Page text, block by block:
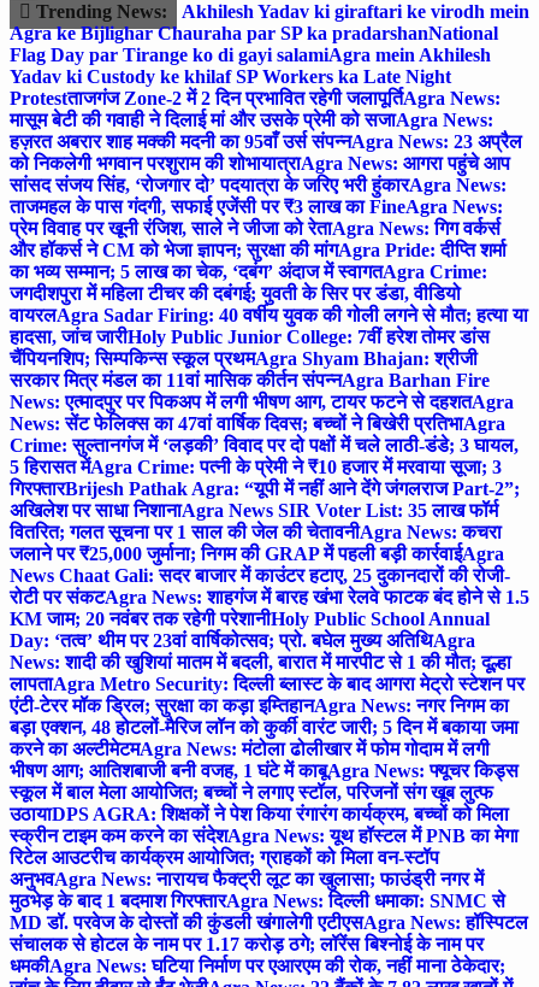
Trending News:
Akhilesh Yadav ki giraftari ke virodh mein
Agra ke Bijlighar Chauraha par SP ka pradarshanNational
Flag Day par Tirange ko di gayi salamiAgra mein Akhilesh
Yadav ki Custody ke khilaf SP Workers ka Late Night
Protestताजगंज Zone-2 में 2 दिन प्रभावित रहेगी जलापूर्तिAgra News:
मासूम बेटी की गवाही ने दिलाई मां और उसके प्रेमी को सजाAgra News:
हज़रत अबरार शाह मक्की मदनी का 95वाँ उर्स संपन्नAgra News: 23 अप्रैल
को निकलेगी भगवान परशुराम की शोभायात्राAgra News: आगरा पहुंचे आप
सांसद संजय सिंह, ‘रोजगार दो’ पदयात्रा के जरिए भरी हुंकारAgra News:
ताजमहल के पास गंदगी, सफाई एजेंसी पर ₹3 लाख का FineAgra News:
प्रेम विवाह पर खूनी रंजिश, साले ने जीजा को रेताAgra News: गिग वर्कर्स
और हॉकर्स ने CM को भेजा ज्ञापन; सुरक्षा की मांगAgra Pride: दीप्ति शर्मा
का भव्य सम्मान; 5 लाख का चेक, ‘दबंग’ अंदाज में स्वागतAgra Crime:
जगदीशपुरा में महिला टीचर की दबंगई; युवती के सिर पर डंडा, वीडियो
वायरलAgra Sadar Firing: 40 वर्षीय युवक की गोली लगने से मौत; हत्या या
हादसा, जांच जारीHoly Public Junior College: 7वीं हरेश तोमर डांस
चैंपियनशिप; सिम्पकिन्स स्कूल प्रथमAgra Shyam Bhajan: श्रीजी
सरकार मित्र मंडल का 11वां मासिक कीर्तन संपन्नAgra Barhan Fire
News: एत्मादपुर पर पिकअप में लगी भीषण आग, टायर फटने से दहशतAgra
News: सेंट फेलिक्स का 47वां वार्षिक दिवस; बच्चों ने बिखेरी प्रतिभाAgra
Crime: सुल्तानगंज में ‘लड़की’ विवाद पर दो पक्षों में चले लाठी-डंडे; 3 घायल,
5 हिरासत मेंAgra Crime: पत्नी के प्रेमी ने ₹10 हजार में मरवाया सूजा; 3
गिरफ्तारBrijesh Pathak Agra: “यूपी में नहीं आने देंगे जंगलराज Part-2”;
अखिलेश पर साधा निशानाAgra News SIR Voter List: 35 लाख फॉर्म
वितरित; गलत सूचना पर 1 साल की जेल की चेतावनीAgra News: कचरा
जलाने पर ₹25,000 जुर्माना; निगम की GRAP में पहली बड़ी कार्रवाईAgra
News Chaat Gali: सदर बाजार में काउंटर हटाए, 25 दुकानदारों की रोजी-
रोटी पर संकटAgra News: शाहगंज में बारह खंभा रेलवे फाटक बंद होने से 1.5
KM जाम; 20 नवंबर तक रहेगी परेशानीHoly Public School Annual
Day: ‘तत्व’ थीम पर 23वां वार्षिकोत्सव; प्रो. बघेल मुख्य अतिथिAgra
News: शादी की खुशियां मातम में बदली, बारात में मारपीट से 1 की मौत; दूल्हा
लापताAgra Metro Security: दिल्ली ब्लास्ट के बाद आगरा मेट्रो स्टेशन पर
एंटी-टेरर मॉक ड्रिल; सुरक्षा का कड़ा इम्तिहानAgra News: नगर निगम का
बड़ा एक्शन, 48 होटलों-मैरिज लॉन को कुर्की वारंट जारी; 5 दिन में बकाया जमा
करने का अल्टीमेटमAgra News: मंटोला ढोलीखार में फोम गोदाम में लगी
भीषण आग; आतिशबाजी बनी वजह, 1 घंटे में काबूAgra News: फ्यूचर किड्स
स्कूल में बाल मेला आयोजित; बच्चों ने लगाए स्टॉल, परिजनों संग खूब लुत्फ
उठायाDPS AGRA: शिक्षकों ने पेश किया रंगारंग कार्यक्रम, बच्चों को मिला
स्क्रीन टाइम कम करने का संदेशAgra News: यूथ हॉस्टल में PNB का मेगा
रिटेल आउटरीच कार्यक्रम आयोजित; ग्राहकों को मिला वन-स्टॉप
अनुभवAgra News: नारायच फैक्ट्री लूट का खुलासा; फाउंड्री नगर में
मुठभेड़ के बाद 1 बदमाश गिरफ्तारAgra News: दिल्ली धमाका: SNMC से
MD डॉ. परवेज के दोस्तों की कुंडली खंगालेगी एटीएसAgra News: हॉस्पिटल
संचालक से होटल के नाम पर 1.17 करोड़ ठगे; लॉरेंस बिश्नोई के नाम पर
धमकीAgra News: घटिया निर्माण पर एआरएम की रोक, नहीं माना ठेकेदार;